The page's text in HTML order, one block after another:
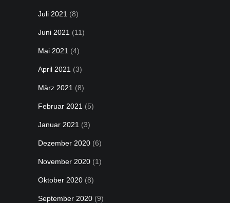
Juli 2021 (8)
Juni 2021 (11)
Mai 2021 (4)
April 2021 (3)
März 2021 (8)
Februar 2021 (5)
Januar 2021 (3)
Dezember 2020 (6)
November 2020 (1)
Oktober 2020 (8)
September 2020 (9)